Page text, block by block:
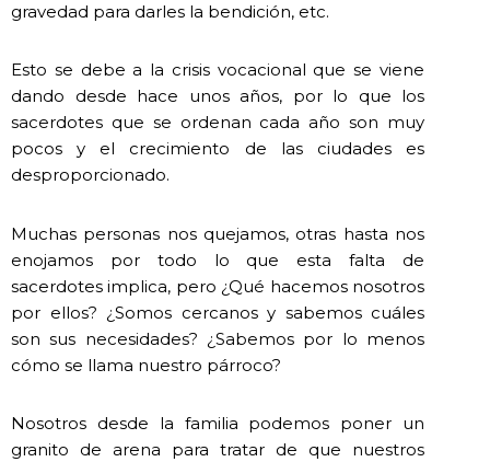
gravedad para darles la bendición, etc.
Esto se debe a la crisis vocacional que se viene
dando desde hace unos años, por lo que los
sacerdotes que se ordenan cada año son muy
pocos y el crecimiento de las ciudades es
desproporcionado.
Muchas personas nos quejamos, otras hasta nos
enojamos por todo lo que esta falta de
sacerdotes implica, pero ¿Qué hacemos nosotros
por ellos? ¿Somos cercanos y sabemos cuáles
son sus necesidades? ¿Sabemos por lo menos
cómo se llama nuestro párroco?
Nosotros desde la familia podemos poner un
granito de arena para tratar de que nuestros